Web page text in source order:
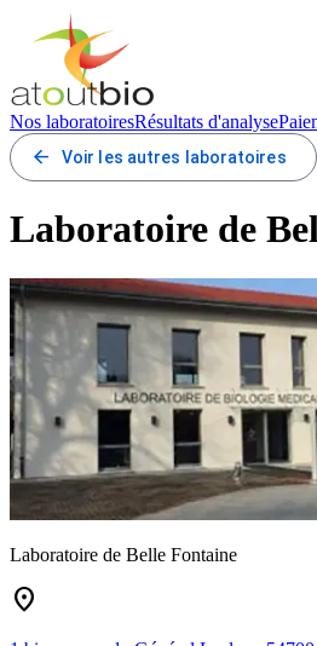
Nos laboratoiresRésultats d'analyse
arrow_back Voir les autres laboratoires
Laboratoire de
Laboratoire de Belle Fontaine
location_on